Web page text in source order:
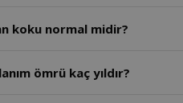
koku normal midir?
ömrü kaç yıldır?